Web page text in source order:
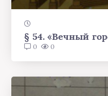
§ 54. «Вечный
0 0